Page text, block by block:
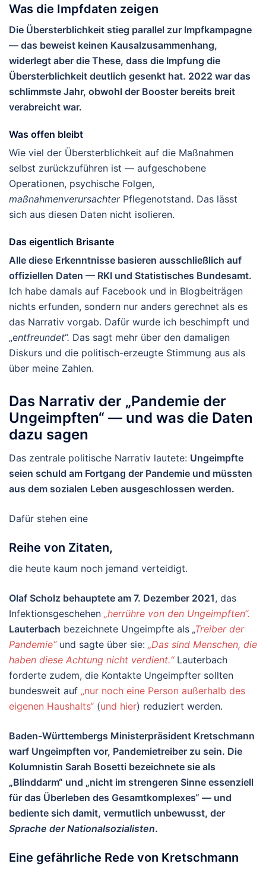
Was die Impfdaten zeigen
Die Übersterblichkeit stieg parallel zur Impfkampagne
— das beweist keinen Kausalzusammenhang,
widerlegt aber die These, dass die Impfung die
Übersterblichkeit deutlich gesenkt hat. 2022 war das
schlimmste Jahr, obwohl der Booster bereits breit
verabreicht war.
Was offen bleibt
Wie viel der Übersterblichkeit auf die Maßnahmen
selbst zurückzuführen ist — aufgeschobene
Operationen, psychische Folgen,
maßnahmenverursachterPflegenotstand. Das lässt
sich aus diesen Daten nicht isolieren.
Das eigentlich Brisante
Alle diese Erkenntnisse basieren ausschließlich auf
offiziellen Daten — RKI und Statistisches Bundesamt.
Ich habe damals auf Facebook und in Blogbeiträgen
nichts erfunden, sondern nur anders gerechnet als es
das Narrativ vorgab. Dafür wurde ich beschimpft und
„entfreundet“. Das sagt mehr über den damaligen
Diskurs und die politisch-erzeugte Stimmung aus als
über meine Zahlen.
Das Narrativ der „Pandemie der
Ungeimpften“ — und was die Daten
dazu sagen
Das zentrale politische Narrativ lautete: Ungeimpfte
seien schuld am Fortgang der Pandemie und müssten
aus dem sozialen Leben ausgeschlossen werden.
Dafür stehen eine
Reihe von Zitaten,
die heute kaum noch jemand verteidigt.
Olaf Scholz behauptete am 7. Dezember 2021, das
Infektionsgeschehen „herrühre von den Ungeimpften“.
Lauterbach bezeichnete Ungeimpfte als „Treiber der
Pandemie“und sagte über sie: „Das sind Menschen, die
haben diese Achtung nicht verdient.“Lauterbach
forderte zudem, die Kontakte Ungeimpfter sollten
bundesweit auf „nur noch eine Person außerhalb des
eigenen Haushalts“ (und hier) reduziert werden.
Baden-Württembergs Ministerpräsident Kretschmann
warf Ungeimpften vor, Pandemietreiber zu sein. Die
Kolumnistin Sarah Bosetti bezeichnete sie als
„Blinddarm“ und „nicht im strengeren Sinne essenziell
für das Überleben des Gesamtkomplexes“ — und
bediente sich damit, vermutlich unbewusst, der
Sprache der Nationalsozialisten.
Eine gefährliche Rede von Kretschmann